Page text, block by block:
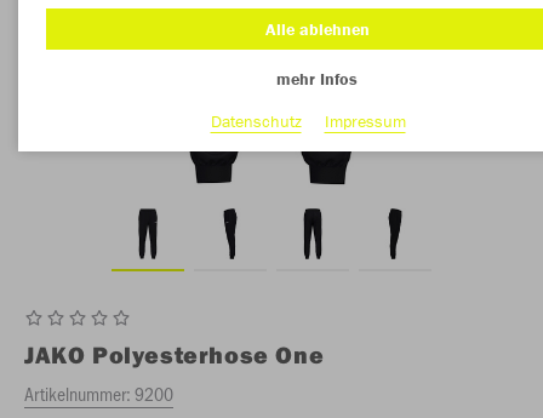
JAKO Polyesterhose One
Artikelnummer:9200
Alle ablehnen
mehr Infos
Datenschutz
Impressum